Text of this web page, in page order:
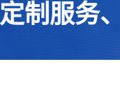
定制服务